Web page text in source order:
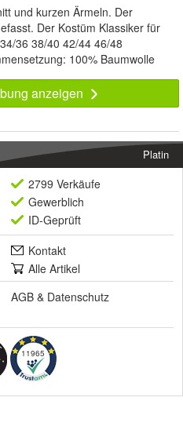
und kurzen Ärmeln. Der
Der Kostüm Klassiker für
36 38/40 42/44 46/48
100% Baumwolle
anzeigen
Platin
2799 Verkäufe
Gewerblich
ID-Geprüft
Kontakt
Alle Artikel
AGB & Datenschutz
11965